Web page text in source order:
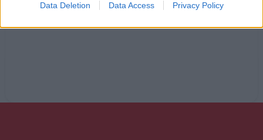
Data Deletion Data Access Privacy Policy